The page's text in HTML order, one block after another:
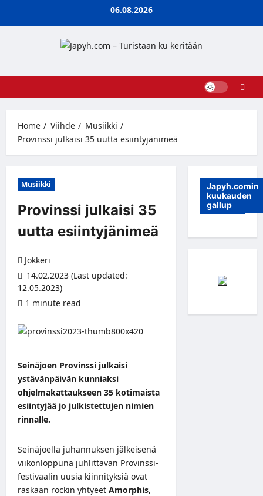
06.08.2026
Home Viihde
Musiikki
Provinssi julkaisi 35 uutta esiintyjänimeä
Musiikki
Provinssi julkaisi 35
uutta esiintyjänimeä
Jokkeri
14.02.2023 (Last updated:
12.05.2023)
1 minute read
Seinäjoen Provinssi julkaisi
ystävänpäivän kunniaksi
ohjelmakattaukseen 35 kotimaista
esiintyjää jo julkistettujen nimien
rinnalle.
Seinäjoella juhannuksen jälkeisenä
viikonloppuna juhlittavan Provinssi-
festivaalin uusia kiinnityksiä ovat
raskaan rockin yhtyeet Amorphis,
Japyh.comin
kuukauden
gallup